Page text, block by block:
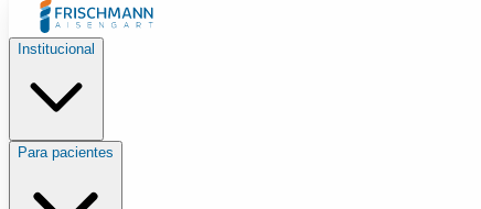
Institucional
Para pacientes